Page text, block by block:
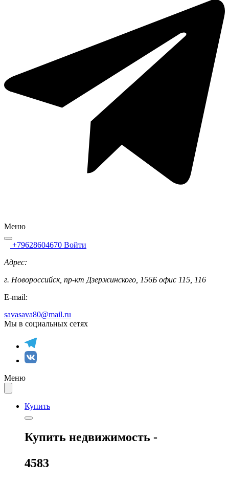
Меню
+79628604670 Войти
Адрес:
г. Новороссийск, пр-кт Дзержинского, 156Б офис 115, 116
E-mail:
savasava80@mail.ru
Мы в социальных сетях
Меню
Купить
Купить недвижимость -
4583